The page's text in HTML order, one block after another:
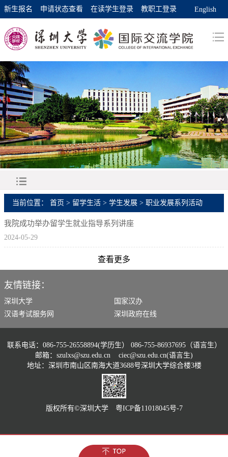
新生报名 申请状态查看 在读学生登录 教职工登录 English
当前位置： 首页 > 留学生活 > 学生发展 > 职业发展系列活动
我院成功举办留学生就业指导系列讲座
2024-05-29
查看更多
友情链接：
深圳大学
国家汉办
汉语考试服务网
深圳政府在线
联系电话：086-755-26558894(学历生） 086-755-86937695（语言生）
邮箱：szulxs@szu.edu.cn ciec@szu.edu.cn(语言生)
地址：深圳市南山区南海大道3688号深圳大学综合楼3楼
版权所有©️深圳大学 粤ICP备11018045号-7